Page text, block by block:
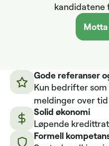
kandidatene
Gode referanser
Kun bedrifter
meldinger over tid
Solid økonomi
Løpende
Formell